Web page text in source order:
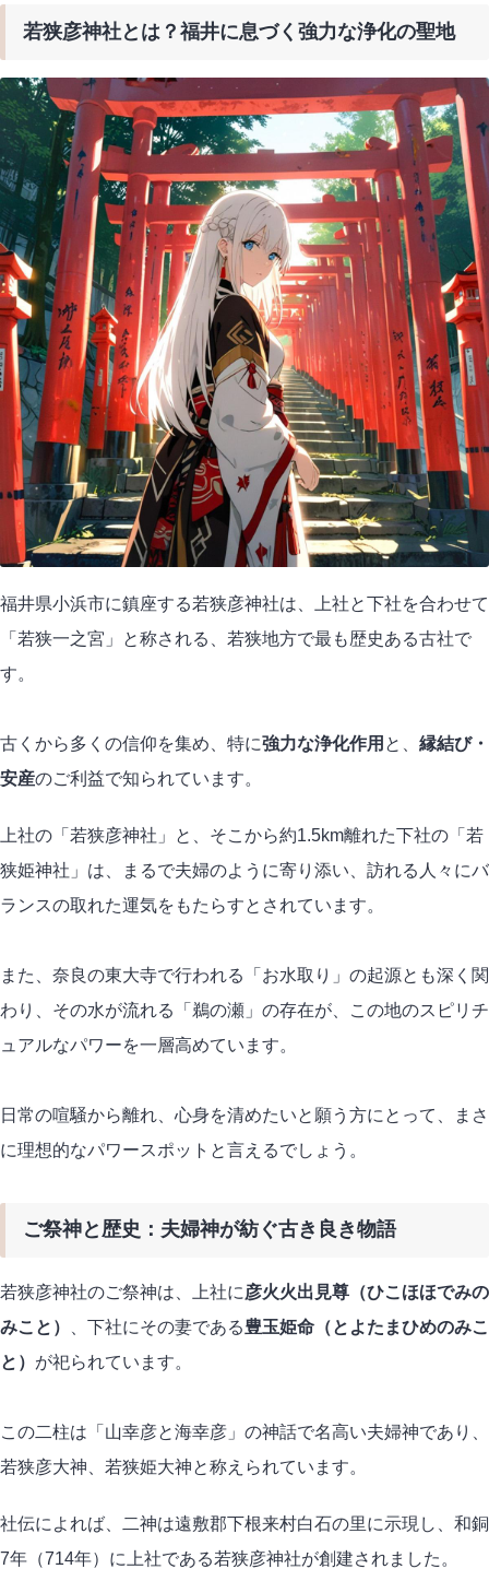
若狭彦神社とは？福井に息づく強力な浄化の聖地
福井県小浜市に鎮座する若狭彦神社は、上社と下社を合わせて
「若狭一之宮」と称される、若狭地方で最も歴史ある古社で
す。
古くから多くの信仰を集め、特に強力な浄化作用 と、 縁結び・
安産のご利益で知られています。
上社の「若狭彦神社」と、そこから約1.5km離れた下社の「若
狭姫神社」は、まるで夫婦のように寄り添い、訪れる人々にバ
ランスの取れた運気をもたらすとされています。
また、奈良の東大寺で行われる「お水取り」の起源とも深く関
わり、その水が流れる「鵜の瀬」の存在が、この地のスピリチ
ュアルなパワーを一層高めています。
日常の喧騒から離れ、心身を清めたいと願う方にとって、まさ
に理想的なパワースポットと言えるでしょう。
ご祭神と歴史：夫婦神が紡ぐ古き良き物語
若狭彦神社のご祭神は、上社に彦火火出見尊（ひこほほでみの
みこと）
、下社にその妻である豊玉姫命（とよたまひめのみこ
と） が祀られています。
この二柱は「山幸彦と海幸彦」の神話で名高い夫婦神であり、
若狭彦大神、若狭姫大神と称えられています。
社伝によれば、二神は遠敷郡下根来村白石の里に示現し、和銅
7年（714年）に上社である若狭彦神社が創建されました。